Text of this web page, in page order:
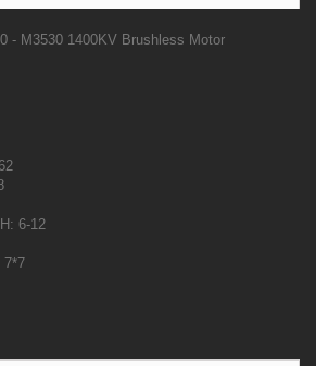
- M3530 1400KV Brushless Motor
6-12
7*7